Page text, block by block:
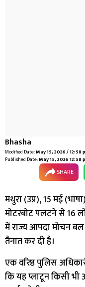
Bhasha
Modified Date:May 15, 2026 / 12:58
Published Date:May 15, 2026 12:58
SHARE
मथुरा (उप्र), 15 मई
मोटरबोट पलटने से 16
में राज्य आपदा मोचन
तैनात कर दी है।
एक वरिष्ठ पुलिस
कि यह प्लाटून किसी